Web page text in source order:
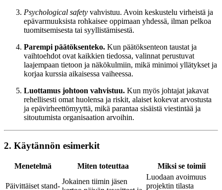
Psychological safety vahvistuu. Avoin keskustelu virheistä ja
epävarmuuksista rohkaisee oppimaan yhdessä, ilman pelkoa
tuomitsemisesta tai syyllistämisestä.
Parempi päätöksenteko. Kun päätöksenteon taustat ja
vaihtoehdot ovat kaikkien tiedossa, valinnat perustuvat
laajempaan tietoon ja näkökulmiin, mikä minimoi yllätykset ja
korjaa kurssia aikaisessa vaiheessa.
Luottamus johtoon vahvistuu. Kun myös johtajat jakavat
rehellisesti omat huolensa ja riskit, alaiset kokevat arvostusta
ja epävirheettömyyttä, mikä parantaa sisäistä viestintää ja
sitoutumista organisaation arvoihin.
2. Käytännön esimerkit
Menetelmä Miten toteuttaa Miksi se toimii
Päivittäiset stand-
Jokainen tiimin jäsen
Luodaan avoimuus
projektin tilasta